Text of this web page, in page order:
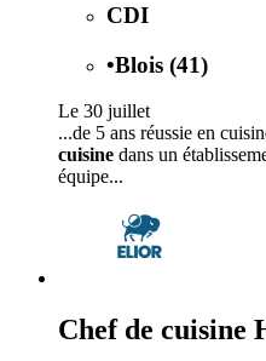
CDI
•Blois (41)
Le 30 juillet
...de 5 ans réussie en
cuisine dans un
équipe...
Chef de cuisine